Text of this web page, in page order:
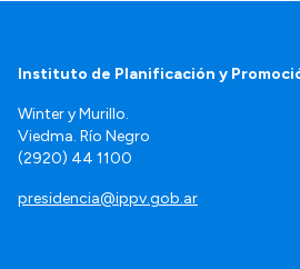
Instituto de Planificación y
Winter y Murillo.
Viedma. Río Negro
(2920) 44 1100
presidencia@ippv.gob.ar